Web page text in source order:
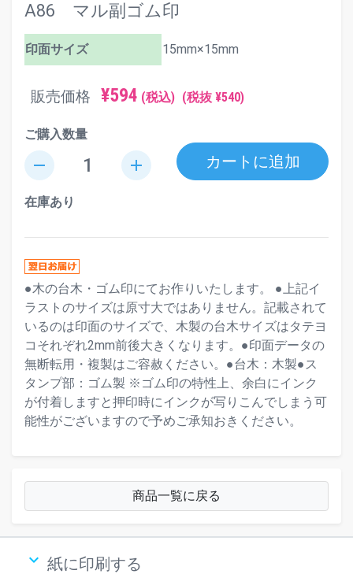
A86 マル副ゴム印
印面サイズ 15mm×15mm
販売価格 ¥594 (税込) (税抜 ¥540)
ご購入数量
remove add カートに追加
在庫あり
●木の台木・ゴム印にてお作りいたします。 ●上記イ
ラストのサイズは原寸大ではありません。記載されて
いるのは印面のサイズで、木製の台木サイズはタテヨ
コそれぞれ2mm前後大きくなります。●印面データの
無断転用・複製はご容赦ください。●台木：木製●ス
タンプ部：ゴム製 ※ゴム印の特性上、余白にインク
が付着しますと押印時にインクが写りこんでしまう可
能性がございますので予めご承知おきください。
商品一覧に戻る
keyboard_arrow_down 紙に印刷する